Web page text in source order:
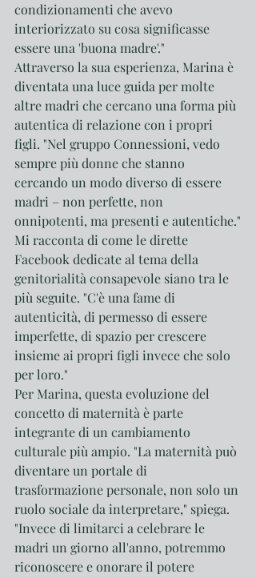
condizionamenti che avevo
interiorizzato su cosa significasse
essere una 'buona madre'."
Attraverso la sua esperienza, Marina è
diventata una luce guida per molte
altre madri che cercano una forma più
autentica di relazione con i propri
figli. "Nel gruppo Connessioni, vedo
sempre più donne che stanno
cercando un modo diverso di essere
madri – non perfette, non
onnipotenti, ma presenti e autentiche."
Mi racconta di come le dirette
Facebook dedicate al tema della
genitorialità consapevole siano tra le
più seguite. "C'è una fame di
autenticità, di permesso di essere
imperfette, di spazio per crescere
insieme ai propri figli invece che solo
per loro."
Per Marina, questa evoluzione del
concetto di maternità è parte
integrante di un cambiamento
culturale più ampio. "La maternità può
diventare un portale di
trasformazione personale, non solo un
ruolo sociale da interpretare," spiega.
"Invece di limitarci a celebrare le
madri un giorno all'anno, potremmo
riconoscere e onorare il potere